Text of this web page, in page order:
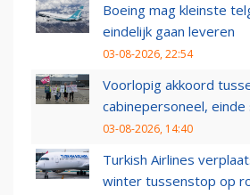
Boeing mag kleinste
eindelijk gaan leveren
03-08-2026, 22:54
Voorlopig akkoord
cabinepersoneel, einde
03-08-2026, 14:40
Turkish Airlines
winter tussenstop op